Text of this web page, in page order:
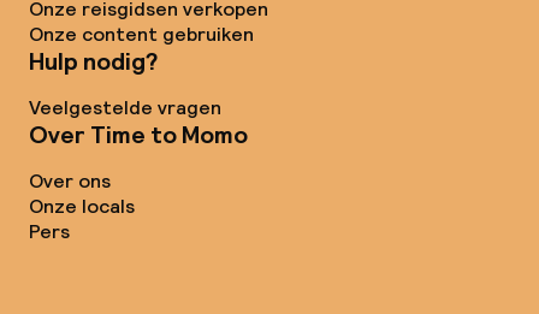
Onze reisgidsen verkopen
Onze content gebruiken
Hulp nodig?
Veelgestelde vragen
Over Time to Momo
Over ons
Onze locals
Pers